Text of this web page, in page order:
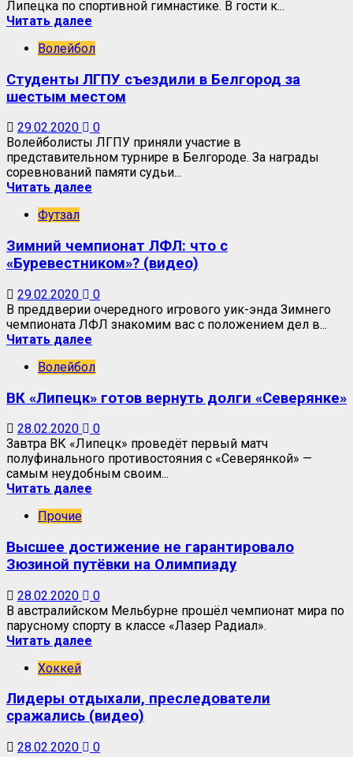
Липецка по спортивной гимнастике. В гости к...
Читать далее
Волейбол
Студенты ЛГПУ съездили в Белгород за
шестым местом
29.02.2020
0
Волейболисты ЛГПУ приняли участие в
представительном турнире в Белгороде. За награды
соревнований памяти судьи...
Читать далее
Футзал
Зимний чемпионат ЛФЛ: что с
«Буревестником»? (видео)
29.02.2020
0
В преддверии очередного игрового уик-энда Зимнего
чемпионата ЛФЛ знакомим вас с положением дел в...
Читать далее
Волейбол
ВК «Липецк» готов вернуть долги «Северянке»
28.02.2020
0
Завтра ВК «Липецк» проведёт первый матч
полуфинального противостояния с «Северянкой» —
самым неудобным своим...
Читать далее
Прочие
Высшее достижение не гарантировало
Зюзиной путёвки на Олимпиаду
28.02.2020
0
В австралийском Мельбурне прошёл чемпионат мира по
парусному спорту в классе «Лазер Радиал».
Читать далее
Хоккей
Лидеры отдыхали, преследователи
сражались (видео)
28.02.2020
0